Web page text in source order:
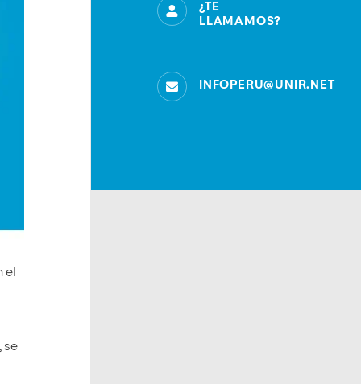
el
se
¿TE
LLAMAMOS?
INFOPERU@UNIR.NET